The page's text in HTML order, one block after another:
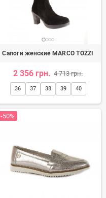
Сапоги женские MARCO TOZZI
2 356 грн. 4 713 грн.
36 37 38 39 40
-50%